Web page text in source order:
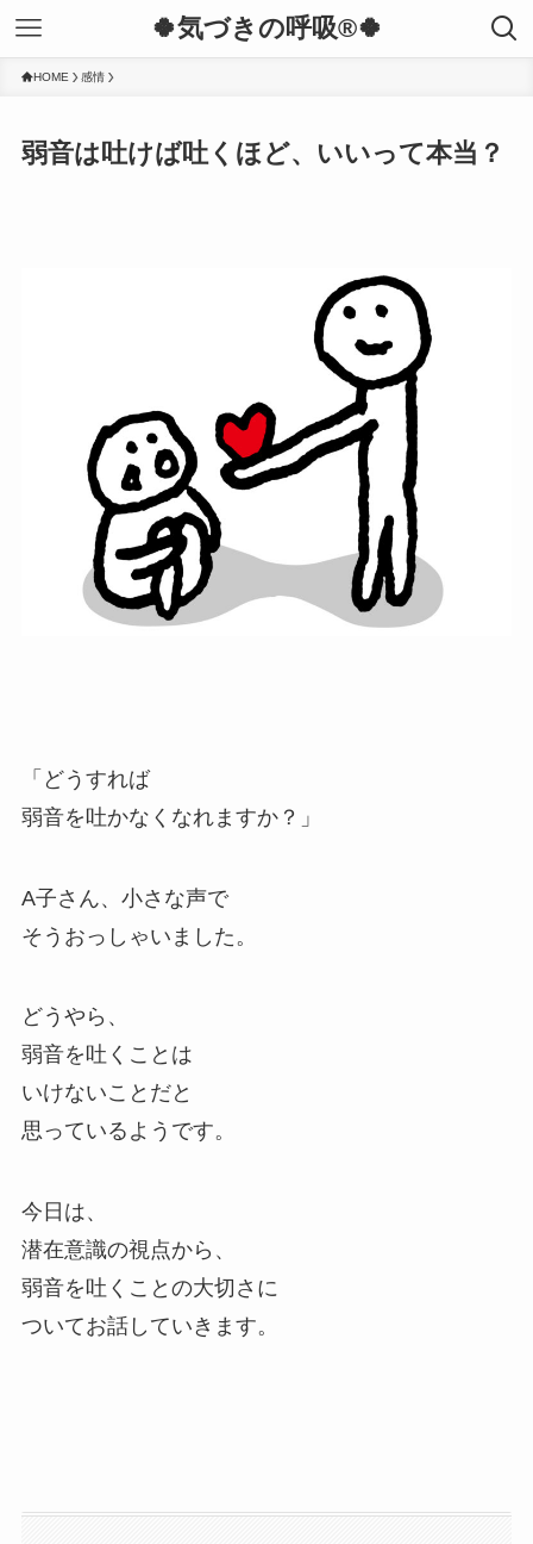
🍀気づきの呼吸®︎🍀
HOME 感情
弱音は吐けば吐くほど、いいって本当？
「どうすれば
弱音を吐かなくなれますか？」
A子さん、小さな声で
そうおっしゃいました。
どうやら、
弱音を吐くことは
いけないことだと
思っているようです。
今日は、
潜在意識の視点から、
弱音を吐くことの大切さに
ついてお話していきます。